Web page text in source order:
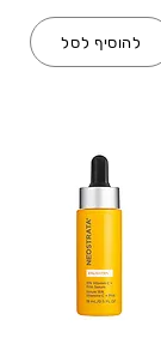
להוסיף לסל